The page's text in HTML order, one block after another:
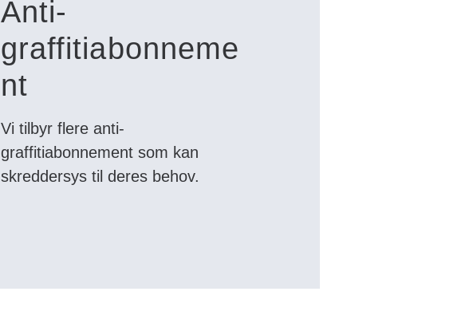
Anti-
graffitiabonneme
nt
Vi tilbyr flere anti-
graffitiabonnement som kan
skreddersys til deres behov.